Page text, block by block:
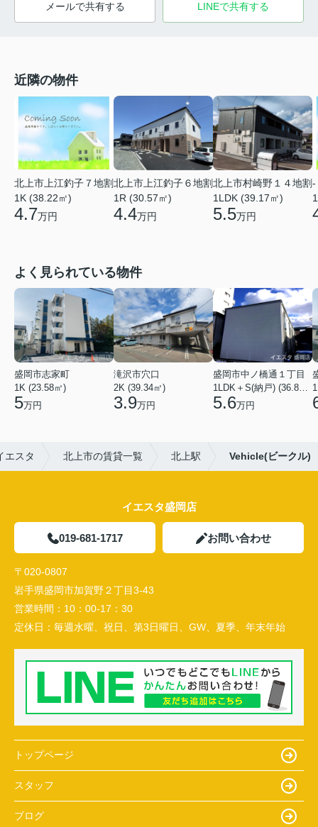
メールで共有する LINEで共有する
近隣の物件
北上市上江釣子７地割
1K (38.22㎡)
4.7万円
北上市上江釣子６地割
1R (30.57㎡)
4.4万円
北上市村崎野１４地割
1LDK (39.17㎡)
5.5万円
-
よく見られている物件
盛岡市志家町
1K (23.58㎡)
5万円
滝沢市穴口
2K (39.34㎡)
3.9万円
盛岡市中ノ橋通１丁目
1LDK＋S(納戸) (36.80㎡)
5.6万円
エスタ 北上市の賃貸一覧 北上駅 Vehicle(ビークル)
イエスタ盛岡店
019-681-1717 お問い合わせ
〒020-0807
岩手県盛岡市加賀野２丁目3-43
営業時間： 10：00-17：30
定休日： 毎週水曜、祝日、第3日曜日、GW、夏季、年末年始
トップページ
スタッフ
ブログ